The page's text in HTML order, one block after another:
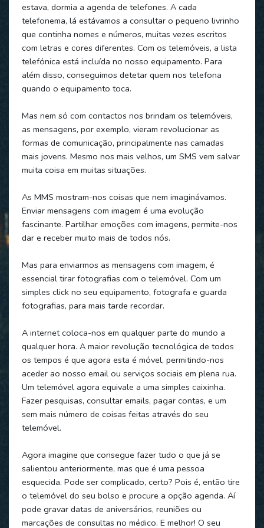
estava, dormia a agenda de telefones. A cada
telefonema, lá estávamos a consultar o pequeno livrinho
que continha nomes e números, muitas vezes escritos
com letras e cores diferentes. Com os telemóveis, a lista
telefónica está incluída no nosso equipamento. Para
além disso, conseguimos detetar quem nos telefona
quando o equipamento toca.
Mas nem só com contactos nos brindam os telemóveis,
as mensagens, por exemplo, vieram revolucionar as
formas de comunicação, principalmente nas camadas
mais jovens. Mesmo nos mais velhos, um SMS vem salvar
muita coisa em muitas situações.
As MMS mostram-nos coisas que nem imaginávamos.
Enviar mensagens com imagem é uma evolução
fascinante. Partilhar emoções com imagens, permite-nos
dar e receber muito mais de todos nós.
Mas para enviarmos as mensagens com imagem, é
essencial tirar fotografias com o telemóvel. Com um
simples click no seu equipamento, fotografa e guarda
fotografias, para mais tarde recordar.
A internet coloca-nos em qualquer parte do mundo a
qualquer hora. A maior revolução tecnológica de todos
os tempos é que agora esta é móvel, permitindo-nos
aceder ao nosso email ou serviços sociais em plena rua.
Um telemóvel agora equivale a uma simples caixinha.
Fazer pesquisas, consultar emails, pagar contas, e um
sem mais número de coisas feitas através do seu
telemóvel.
Agora imagine que consegue fazer tudo o que já se
salientou anteriormente, mas que é uma pessoa
esquecida. Pode ser complicado, certo? Pois é, então tire
o telemóvel do seu bolso e procure a opção agenda. Aí
pode gravar datas de aniversários, reuniões ou
marcações de consultas no médico. E melhor! O seu